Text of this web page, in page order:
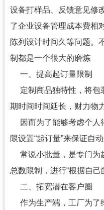
设备打样品、反馈意见
了企业设备管理成本费相
陈列设计时间久等问题。
制都是一个很大的磨炼
一、提高起订量限制
定制商品独特性，将包
期时间时间延长，财力物
因而为了能够考虑个人
限设置“起订量”来保证自
常说小批量，是专门为
总数限制，进行“根据自己
二、拓宽潜在客户圈
作为生产端，工厂为了